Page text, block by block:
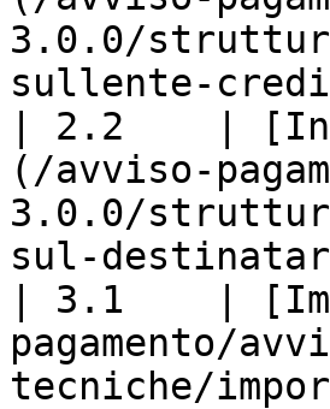
3.0.0/
sullente-
| 2.2    |
(/avviso-
3.0.0/
sul-
| 3.1    |
pagamento/
tecniche/